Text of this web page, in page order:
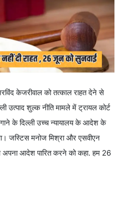
केजरीवाल को तत्काल राहत देने से
उत्पाद शुल्क नीति मामले में ट्रायल कोर्ट
के दिल्ली उच्च न्यायालय के आदेश के
जस्टिस मनोज मिश्रा और एसवीएन
अपना आदेश पारित करने को कहा. हम 26